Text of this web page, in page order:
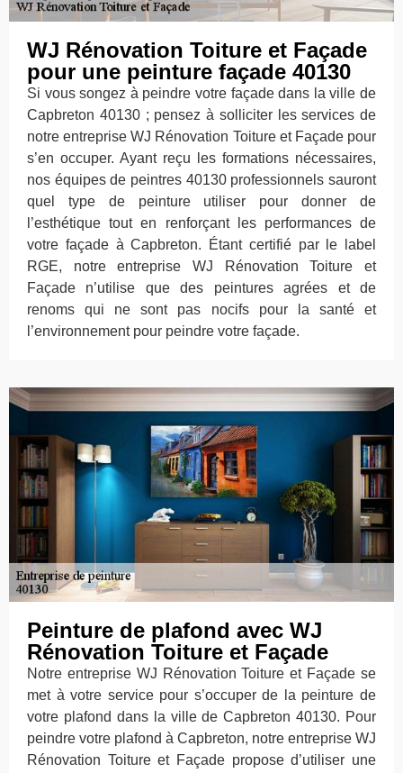
WJ Rénovation Toiture et Façade
pour une peinture façade 40130
Si vous songez à peindre votre façade dans la ville de
Capbreton 40130 ; pensez à solliciter les services de
notre entreprise WJ Rénovation Toiture et Façade pour
s’en occuper. Ayant reçu les formations nécessaires,
nos équipes de peintres 40130 professionnels sauront
quel type de peinture utiliser pour donner de
l’esthétique tout en renforçant les performances de
votre façade à Capbreton. Étant certifié par le label
RGE, notre entreprise WJ Rénovation Toiture et
Façade n’utilise que des peintures agrées et de
renoms qui ne sont pas nocifs pour la santé et
l’environnement pour peindre votre façade.
Peinture de plafond avec WJ
Rénovation Toiture et Façade
Notre entreprise WJ Rénovation Toiture et Façade se
met à votre service pour s’occuper de la peinture de
votre plafond dans la ville de Capbreton 40130. Pour
peindre votre plafond à Capbreton, notre entreprise WJ
Rénovation Toiture et Façade propose d’utiliser une